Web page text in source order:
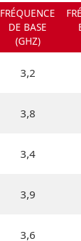
FRÉQUENCE
DE BASE
(GHZ)
3,2
3,8
3,4
3,9
3,6